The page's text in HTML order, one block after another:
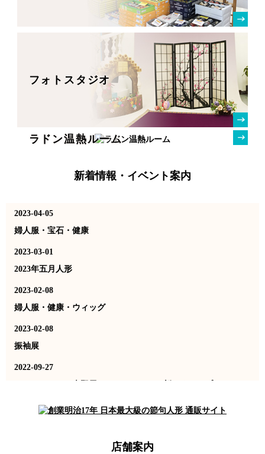
フォトスタジオ
ラドン温熱ルーム
新着情報・イベント案内
2023-04-05
婦人服・宝石・健康
2023-03-01
2023年五月人形
2023-02-08
婦人服・健康・ウィッグ
2023-02-08
振袖展
2022-09-27
店舗案内